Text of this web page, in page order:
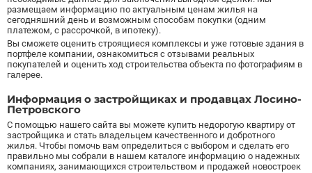
размещаем информацию по актуальным ценам жилья на
сегодняшний день и возможным способам покупки (одним
платежом, с рассрочкой, в ипотеку).
Вы сможете оценить строящиеся комплексы и уже готовые здания в
портфеле компании, ознакомиться с отзывами реальных
покупателей и оценить ход строительства объекта по фотографиям в
галерее.
Информация о застройщиках и продавцах Лосино-
Петровского
С помощью нашего сайта вы можете купить недорогую квартиру от
застройщика и стать владельцем качественного и добротного
жилья. Чтобы помочь вам определиться с выбором и сделать его
правильно мы собрали в нашем каталоге информацию о надежных
компаниях, занимающихся строительством и продажей новостроек